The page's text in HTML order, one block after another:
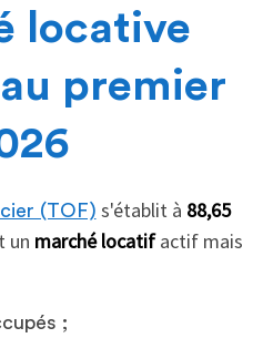
locative
premier
(TOF) s'établit à 88,65
un marché locatifactif mais
;